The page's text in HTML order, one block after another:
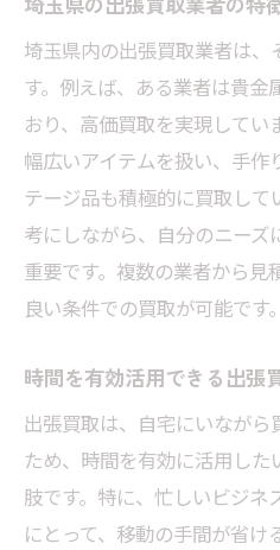
埼玉県内の出張買取業者は、
す。例えば、ある業者は貴金
おり、高価買取を実現してい
幅広いアイテムを扱い、手作
テージ品も積極的に買取し
考にしながら、自分のニー
重要です。複数の業者から見
良い条件での買取が可能です。
時間を有効活用できる出張
出張買取は、自宅にいなが
ため、時間を有効に活用し
肢です。特に、忙しいビジ
にとって、移動の手間が省け